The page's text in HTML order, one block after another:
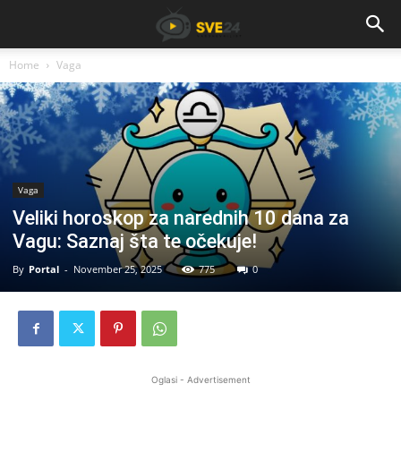
Home Vaga
Vaga
Veliki horoskop za narednih 10 dana za
Vagu: Saznaj šta te očekuje!
By Portal - November 25, 2025 775 0
Oglasi - Advertisement